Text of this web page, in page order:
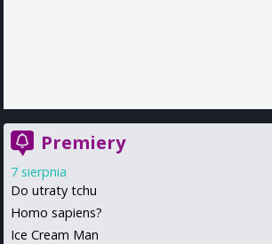
Premiery
7 sierpnia
Do utraty tchu
Homo sapiens?
Ice Cream Man